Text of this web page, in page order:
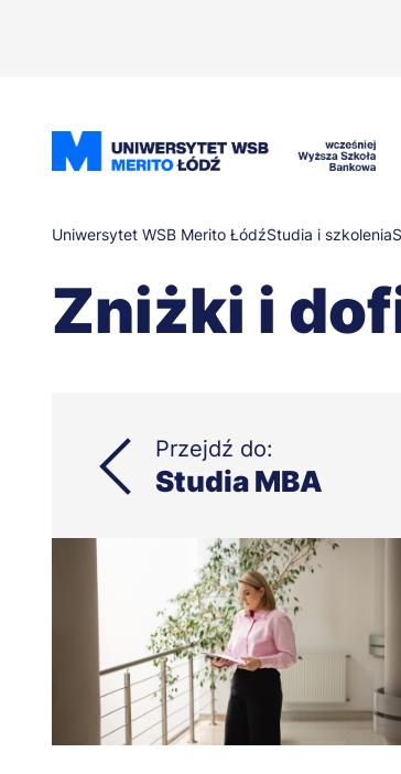
Ścieżka
nawigacyjna
Uniwersytet WSB Merito ŁódźStudia i szkolenia
Zniżki i
Przejdź do:
Studia MBA